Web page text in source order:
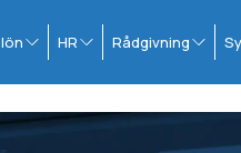
HR Rådgivning